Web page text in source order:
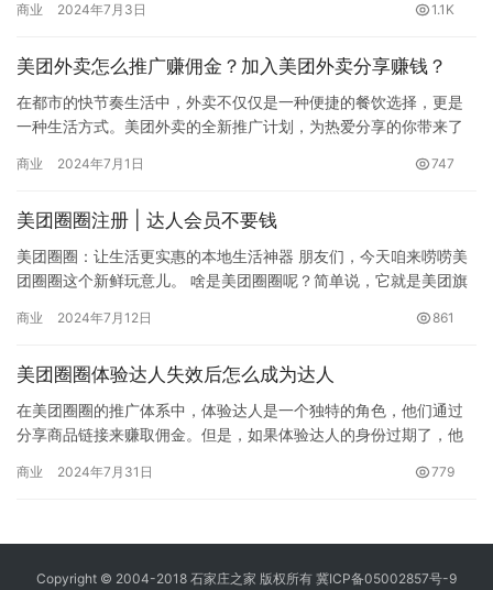
动…
商业 2024年7月3日 1.1K
美团外卖怎么推广赚佣金？加入美团外卖分享赚钱？
在都市的快节奏生活中，外卖不仅仅是一种便捷的餐饮选择，更是
一种生活方式。美团外卖的全新推广计划，为热爱分享的你带来了
人，开…
商业 2024年7月1日 747
美团圈圈注册 | 达人会员不要钱
美团圈圈：让生活更实惠的本地生活神器 朋友们，今天咱来唠唠美
团圈圈这个新鲜玩意儿。 啥是美团圈圈呢？简单说，它就是美团旗
些…
商业 2024年7月12日 861
美团圈圈体验达人失效后怎么成为达人
在美团圈圈的推广体系中，体验达人是一个独特的角色，他们通过
分享商品链接来赚取佣金。但是，如果体验达人的身份过期了，他
指南。…
商业 2024年7月31日 779
Copyright © 2004-2018 石家庄之家 版权所有 冀ICP备05002857号-9